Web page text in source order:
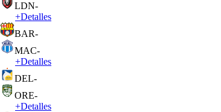
LDN-
+Detalles
BAR-
MAC-
+Detalles
DEL-
ORE-
+Detalles